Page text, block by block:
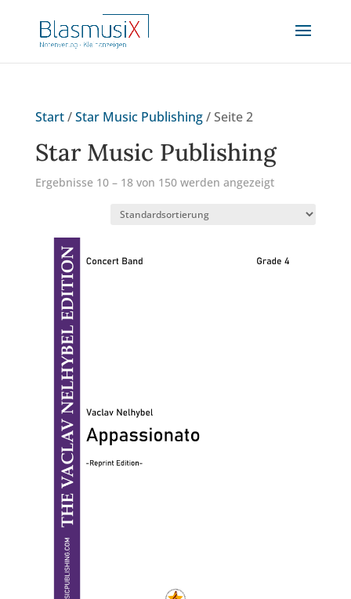
Start/Star Music Publishing/ Seite 2
Star Music Publishing
Ergebnisse 10 – 18 von 150 werden angezeigt